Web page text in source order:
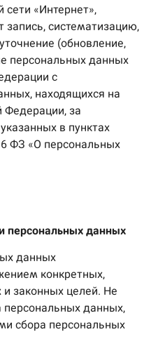
«Интернет»,
запись, систематизацию,
(обновление,
персональных данных
с
находящихся на
Федерации, за
в пунктах
6 ФЗ «О персональных
персональных данных
данных
конкретных,
законных целей. Не
персональных данных,
сбора персональных